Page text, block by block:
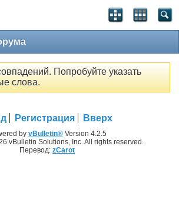
Попробуйте указать
слова.
Регистрация Вверх
by vBulletin®Version 4.2.5
vBulletin Solutions, Inc. All rights reserved.
Перевод: zCarot